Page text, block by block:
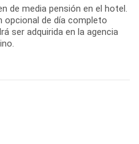
de media pensión en el hotel.
opcional de día completo
ser adquirida en la agencia